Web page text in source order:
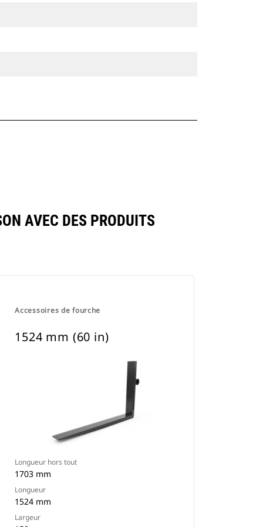
AVEC DES PRODUITS
Accessoires de fourche
1524 mm (60 in)
Longueur hors tout
1703 mm
Longueur
1524 mm
Largeur